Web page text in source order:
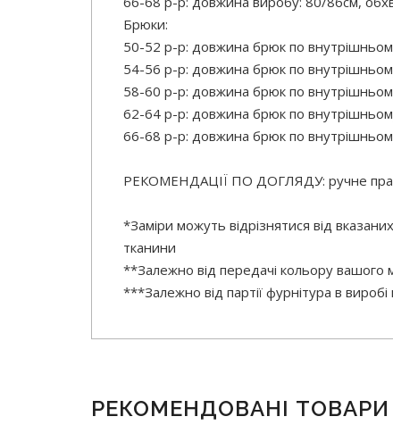
Брюки:
50-52 р-р: довжина брюк по
54-56 р-р: довжина брюк по
58-60 р-р: довжина брюк по
62-64 р-р: довжина брюк по
66-68 р-р: довжина брюк по
РЕКОМЕНДАЦІЇ ПО ДОГЛЯДУ: ручне
*Заміри можуть відрізнятися від
тканини
**Залежно від передачі кольору вашого
***Залежно від партії фурнітура в
РЕКОМЕНДОВАНІ ТОВАРИ